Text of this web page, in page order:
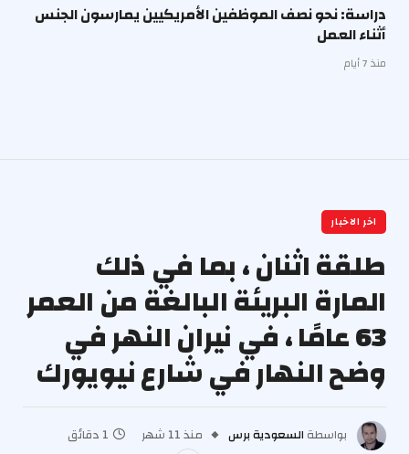
دراسة: نحو نصف الموظفين الأمريكيين يمارسون الجنس
أثناء العمل
منذ 7 أيام
اخر الاخبار
طلقة اثنان ، بما في ذلك
المارة البريئة البالغة من العمر
63 عامًا ، في نيران النهر في
وضح النهار في شارع نيويورك
بواسطة السعودية برس منذ 11 شهر
1 دقائق